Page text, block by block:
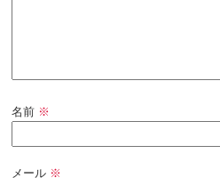
名前 ※
メール ※